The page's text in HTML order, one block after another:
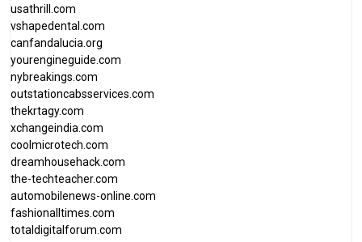
usathrill.com
vshapedental.com
canfandalucia.org
yourengineguide.com
nybreakings.com
outstationcabsservices.com
thekrtagy.com
xchangeindia.com
coolmicrotech.com
dreamhousehack.com
the-techteacher.com
automobilenews-online.com
fashionalltimes.com
totaldigitalforum.com